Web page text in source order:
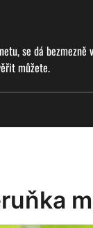
se dá
můžete.